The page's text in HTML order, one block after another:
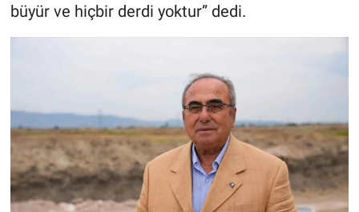
büyür ve hiçbir derdi yoktur” dedi.